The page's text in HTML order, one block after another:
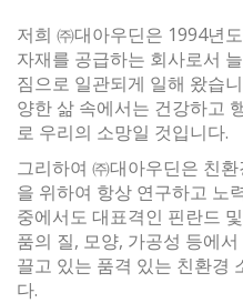
저희 ㈜대아우딘은 1994년
자재를 공급하는 회사로서
짐으로 일관되게 일해 왔습
양한 삶 속에서는 건강하고
로 우리의 소망일 것입니다.
그리하여 ㈜대아우딘은 친
을 위하여 항상 연구하고 노
중에서도 대표격인 핀란드
품의 질, 모양, 가공성 등에
끌고 있는 품격 있는 친환경
다.